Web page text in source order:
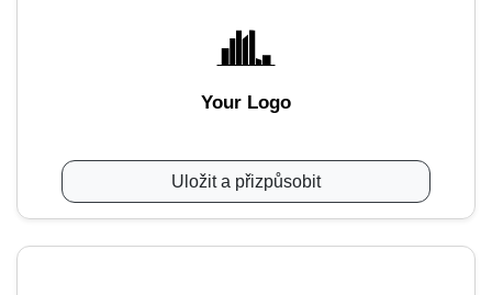
Your Logo
Uložit a přizpůsobit